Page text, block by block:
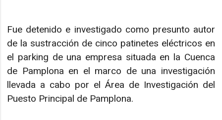
Fue detenido e investigado como presunto autor
de la sustracción de cinco patinetes eléctricos en
el parking de una empresa situada en la Cuenca
de Pamplona en el marco de una investigación
llevada a cabo por el Área de Investigación del
Puesto Principal de Pamplona.